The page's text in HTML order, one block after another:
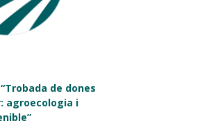
de dones
agroecologia i